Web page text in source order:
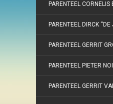
PARENTEEL
PARENTEEL DIRCK “DE
PARENTEEL GERRIT
PARENTEEL PIETER
PARENTEEL GERRIT